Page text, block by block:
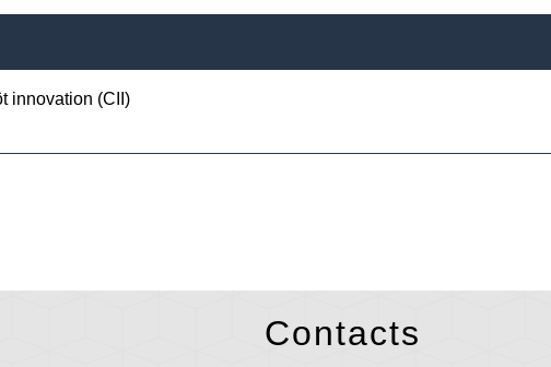
innovation (CII)
Contacts